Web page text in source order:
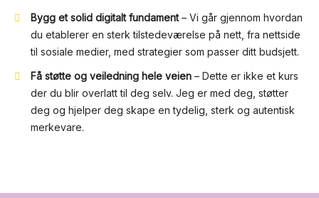
Bygg et solid digitalt fundament– Vi går gjennom hvordan
du etablerer en sterk tilstedeværelse på nett, fra nettside
til sosiale medier, med strategier som passer ditt budsjett.
Få støtte og veiledning hele veien – Dette er ikke et kurs
der du blir overlatt til deg selv. Jeg er med deg, støtter
deg og hjelper deg skape en tydelig, sterk og autentisk
merkevare.